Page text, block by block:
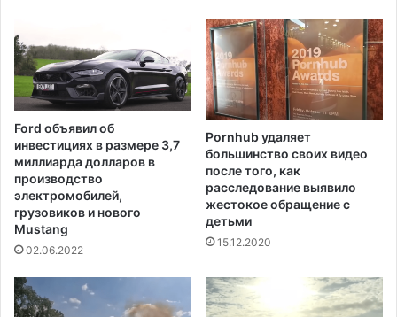
б
и
р
а
е
л
с
т
в
е
л
о
з
а
е
а
л
и
з
а
и
ю
Ford объявил об
инвестициях в размере 3,7
миллиарда долларов в
производство
электромобилей,
грузовиков и нового
Mustang
02.06.2022
Pornhub удаляет
большинство своих видео
после того, как
расследование выявило
жестокое обращение с
детьми
15.12.2020